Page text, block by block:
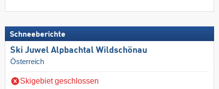
Schneeberichte
Ski Juwel Alpbachtal Wildschönau
Österreich
Skigebiet geschlossen